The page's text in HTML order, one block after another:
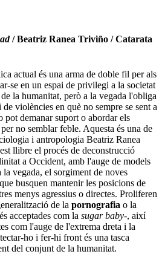
/ Beatriz Ranea Triviño / Catarata
actual és una arma de doble fil per als
se en un espai de privilegi a la societat
la humanitat, però a la vegada l'obliga
violències en què no sempre se sent a
pot demanar suport o abordar els
no semblar feble. Aquesta és una de
i antropologia Beatriz Ranea
llibre el procés de deconstrucció
a Occident, amb l'auge de models
vegada, el sorgiment de noves
busquen mantenir les posicions de
menys agressius o directes. Proliferen
de la pornografia o la
acceptades com la sugar baby-, així
com l'auge de l'extrema dreta i la
ho i fer-hi front és una tasca
del conjunt de la humanitat.